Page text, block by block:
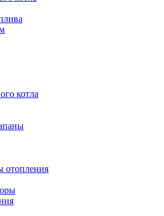
котла
отопления